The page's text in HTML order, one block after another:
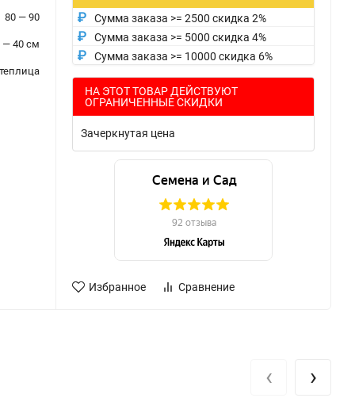
80 — 90
— 40 см
Сумма заказа >= 2500 скидка 2%
Сумма заказа >= 5000 скидка 4%
Сумма заказа >= 10000 скидка 6%
НА ЭТОТ ТОВАР ДЕЙСТВУЮТ
ОГРАНИЧЕННЫЕ СКИДКИ
Зачеркнутая цена
Избранное Сравнение
‹ ›